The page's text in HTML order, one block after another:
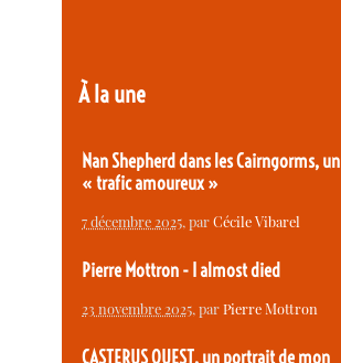
À la une
Nan Shepherd dans les Cairngorms, un
« trafic amoureux »
7 décembre 2025, parCécile Vibarel
Pierre Mottron - I almost died
23 novembre 2025, parPierre Mottron
CASTERUS OUEST, un portrait de mon